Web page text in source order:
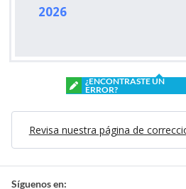
2026
¿ENCONTRASTE UN
ERROR?
Revisa nuestra página de
Síguenos en: